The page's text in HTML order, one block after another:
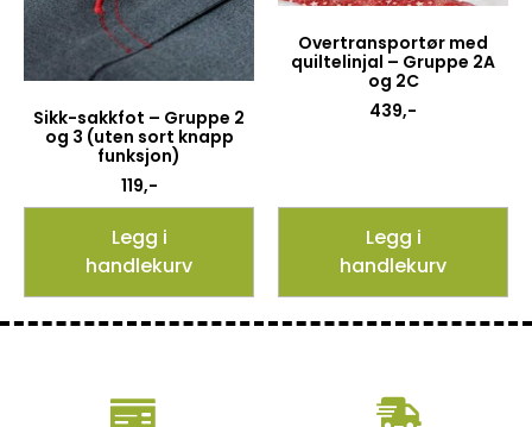
Sikk-sakkfot – Gruppe 2
og 3 (uten sort knapp
funksjon)
119,-
Legg i
handlekurv
Overtransportør med
quiltelinjal – Gruppe 2A
og 2C
439,-
Legg i
handlekurv